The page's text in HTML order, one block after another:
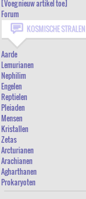
[VOEG NIEUW ARTIKEL TOE]
FORUM
[Voeg nieuw artikel toe]
Forum
KOSMISCHE STRALEN
Aarde
Lemurianen
Nephilim
Engelen
Reptielen
Pleiaden
Mensen
Kristallen
Zetas
Arcturianen
Arachianen
Agharthanen
Prokaryoten